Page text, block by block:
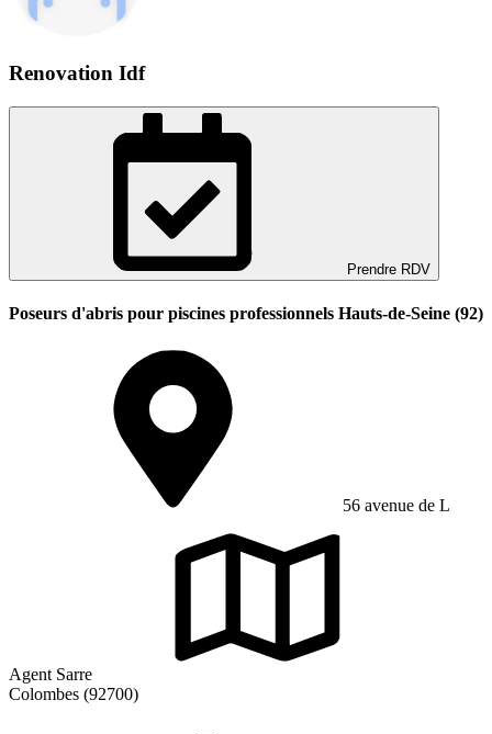
Renovation Idf
Prendre RDV
Poseurs d'abris pour piscines professionnels Hauts-de-Seine (92)
56 avenue de L
Agent Sarre
Colombes (92700)